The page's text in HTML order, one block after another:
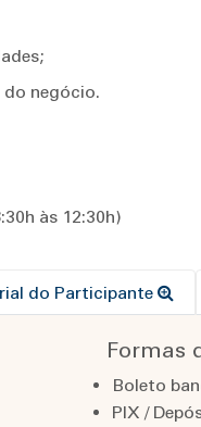
do negócio.
às 12:30h)
do Participante
Formas
Boleto
PIX /